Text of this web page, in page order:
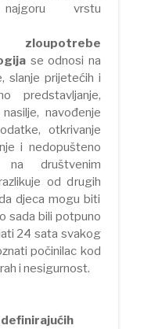
vrstu
se odnosi na
slanje prijetećih i
predstavljanje,
navođenje
otkrivanje
i nedopušteno
na društvenim
od drugih
djeca mogu biti
sada bili potpuno
24 sata svakog
počinilac kod
i nesigurnost.